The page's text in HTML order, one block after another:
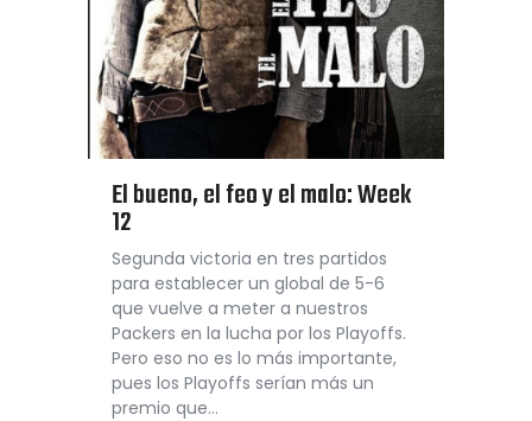
El bueno, el feo y el malo: Week
12
Segunda victoria en tres partidos
para establecer un global de 5-6
que vuelve a meter a nuestros
Packers en la lucha por los Playoffs.
Pero eso no es lo más importante,
pues los Playoffs serían más un
premio que…